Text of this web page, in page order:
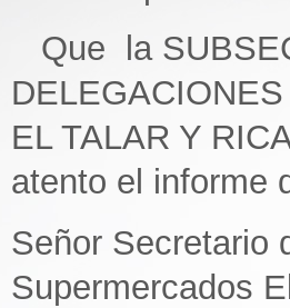
Que la
EL TALAR Y
atento el informe
Señor Secretario
Supermercados